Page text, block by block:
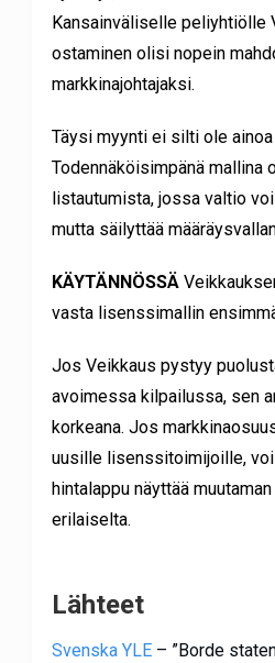
Kansainväliselle peliyhtiölle
ostaminen olisi nopein
markkinajohtajaksi.
Täysi myynti ei silti ole
Todennäköisimpänä mallina
listautumista, jossa valtio
mutta säilyttää
KÄYTÄNNÖSSÄ
vasta lisenssimallin
Jos Veikkaus pystyy
avoimessa kilpailussa, sen
korkeana. Jos
uusille lisenssitoimijoille,
hintalappu näyttää
erilaiselta.
Lähteet
Svenska YLE– ”Borde